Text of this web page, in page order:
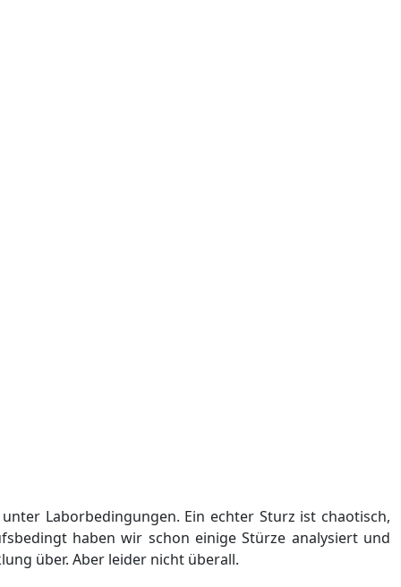
Laborbedingungen. Ein echter Sturz ist chaotisch,
haben wir schon einige Stürze analysiert und
über. Aber leider nicht überall.